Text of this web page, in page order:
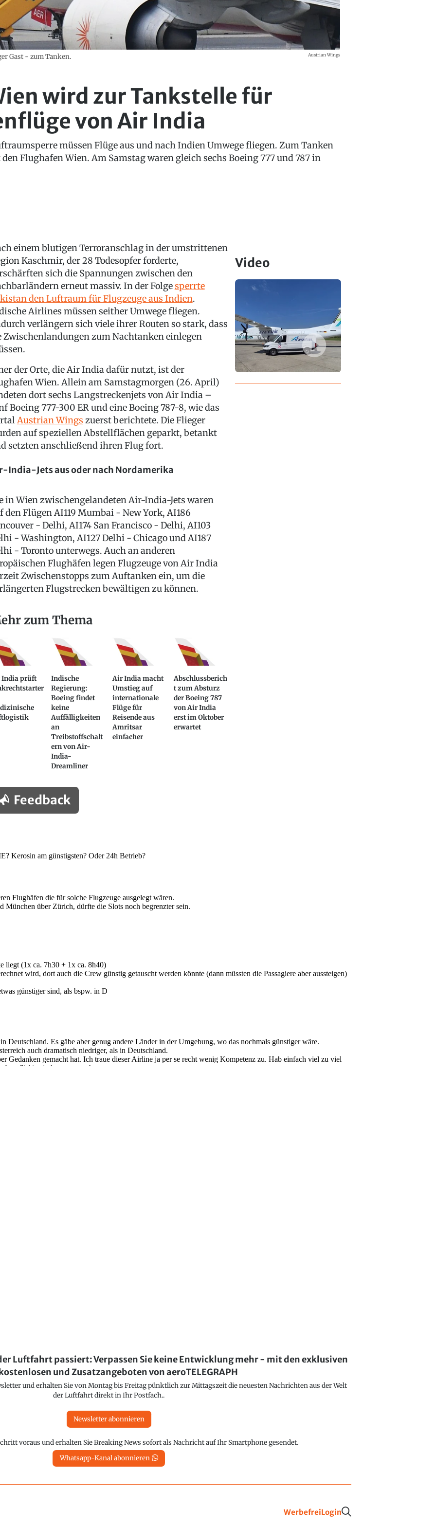
Gast - zum Tanken. Austrian Wings
wird zur Tankstelle für
von Air India
müssen Flüge aus und nach Indien Umwege fliegen. Zum Tanken
Flughafen Wien. Am Samstag waren gleich sechs Boeing 777 und 787 in
einem blutigen Terroranschlag in der umstrittenen
Kaschmir, der 28 Todesopfer forderte,
sich die Spannungen zwischen den
erneut massiv. In der Folgesperrte
den Luftraum für Flugzeuge aus Indien.
Airlines müssen seither Umwege fliegen.
verlängern sich viele ihrer Routen so stark, dass
Zwischenlandungen zum Nachtanken einlegen
der Orte, die Air India dafür nutzt, ist der
Wien. Allein am Samstagmorgen (26. April)
dort sechs Langstreckenjets von Air India –
Boeing 777-300 ER und eine Boeing 787-8, wie das
Austrian Wings zuerst berichtete. Die Flieger
auf speziellen Abstellflächen geparkt, betankt
setzten anschließend ihren Flug fort.
India-Jets aus oder nach Nordamerika
in Wien zwischengelandeten Air-India-Jets waren
den Flügen AI119 Mumbai - New York, AI186
- Delhi, AI174 San Francisco - Delhi, AI103
- Washington, AI127 Delhi - Chicago und AI187
- Toronto unterwegs. Auch an anderen
Flughäfen legen Flugzeuge von Air India
Zwischenstopps zum Auftanken ein, um die
Flugstrecken bewältigen zu können.
zum Thema
prüft
Indische
Regierung:
Boeing findet
keine
Auffälligkeiten
an
Treibstoffschalt
ern von Air-
India-
Dreamliner
Air India macht
Umstieg auf
internationale
Flüge für
Reisende aus
Amritsar
einfacher
Abschlussberich
t zum Absturz
der Boeing 787
von Air India
erst im Oktober
erwartet
Feedback
Video
Luftfahrt passiert: Verpassen Sie keine Entwicklung mehr - mit den exklusiven
und Zusatzangeboten von aeroTELEGRAPH
und erhalten Sie von Montag bis Freitag pünktlich zur Mittagszeit die neuesten Nachrichten aus der Welt
der Luftfahrt direkt in Ihr Postfach..
Newsletter abonnieren
voraus und erhalten Sie Breaking News sofort als Nachricht auf Ihr Smartphone gesendet.
Whatsapp-Kanal abonnieren
WerbefreiLogin